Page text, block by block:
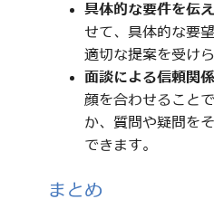
具体的な要件を伝
せて、具体的な要
適切な提案を受けら
面談による信頼関
顔を合わせること
か、質問や疑問を
できます。
まとめ